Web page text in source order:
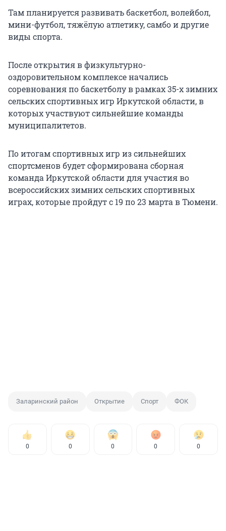
Там планируется развивать баскетбол, волейбол,
мини-футбол, тяжёлую атлетику, самбо и другие
виды спорта.
После открытия в физкультурно-
оздоровительном комплексе начались
соревнования по баскетболу в рамках 35-х зимних
сельских спортивных игр Иркутской области, в
которых участвуют сильнейшие команды
муниципалитетов.
По итогам спортивных игр из сильнейших
спортсменов будет сформирована сборная
команда Иркутской области для участия во
всероссийских зимних сельских спортивных
играх, которые пройдут с 19 по 23 марта в Тюмени.
Заларинский район Открытие Спорт ФОК
0 0 0 0 0